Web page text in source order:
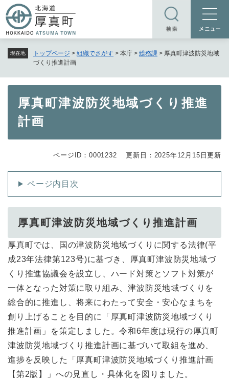
ー
ジ
で
現在地 トップページ > 組織でさがす > 本庁 > 総務課 > 厚真町津波防災地域
づくり推進計画
厚真町津波防災地域づくり推進
計画
ページID：0001232 更新日：2025年12月15日更新
ページ内目次
厚真町津波防災地域づくり推進計画
厚真町では、国の津波防災地域づくりに関する法律(平
成23年法律第123号)に基づき、厚真町津波防災地域づ
くり推進協議会を設立し、ハード対策とソフト対策が
一体となった対策に取り組み、津波防災地域づくりを
総合的に推進し、将来にわたって安全・安心なまちを
創り上げることを目的に「厚真町津波防災地域づくり
推進計画」を策定しました。令和6年度は現行の厚真町
津波防災地域づくり推進計画に基づいて取組を進め、
進捗を反映した「厚真町津波防災地域づくり推進計画
【第2版】」への見直し・具体化を図りました。